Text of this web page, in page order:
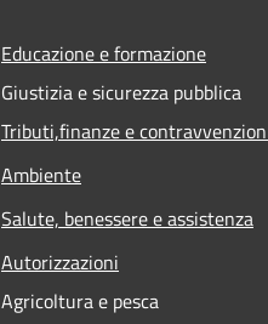
Educazione e formazione
Giustizia e sicurezza pubblica
Tributi,finanze e
Ambiente
Salute, benessere e assistenza
Autorizzazioni
Agricoltura e pesca